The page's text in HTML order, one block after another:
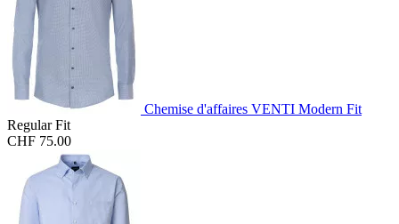
Chemise d'affaires VENTI Modern Fit
Regular Fit
CHF 75.00